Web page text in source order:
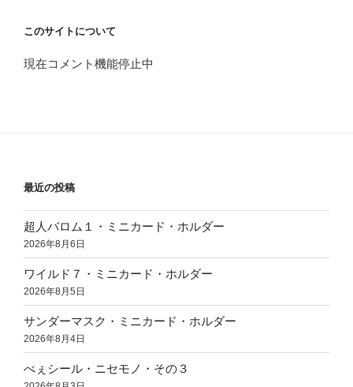
このサイトについて
現在コメント機能停止中
最近の投稿
超人バロム１・ミニカード・ホルダー
2026年8月6日
ワイルド７・ミニカード・ホルダー
2026年8月5日
サンダーマスク・ミニカード・ホルダー
2026年8月4日
べぇシール・ニセモノ・その３